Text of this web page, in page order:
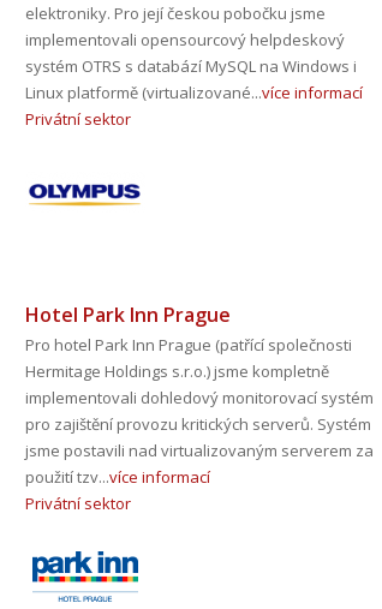
elektroniky. Pro její českou pobočku jsme
implementovali opensourcový helpdeskový
systém OTRS s databází MySQL na Windows i
Linux platformě (virtualizované...více informací
Privátní sektor
Hotel Park Inn Prague
Pro hotel Park Inn Prague (patřící společnosti
Hermitage Holdings s.r.o.) jsme kompletně
implementovali dohledový monitorovací systém
pro zajištění provozu kritických serverů. Systém
jsme postavili nad virtualizovaným serverem za
použití tzv...více informací
Privátní sektor